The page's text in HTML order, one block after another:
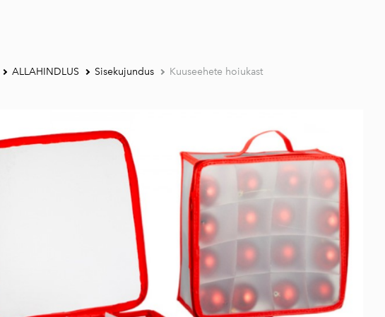
ALLAHINDLUS Sisekujundus Kuuseehete hoiukast